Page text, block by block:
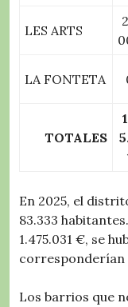
LES ARTS
LA FONTETA
TOTALES
En 2025, el
83.333
1.475.031 €, se
corresponderían
Los barrios que